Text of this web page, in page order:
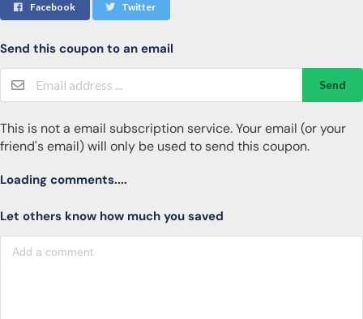
Facebook Twitter
Send this coupon to an email
Send
This is not a email subscription service. Your email (or your
friend's email) will only be used to send this coupon.
Loading comments....
Let others know how much you saved